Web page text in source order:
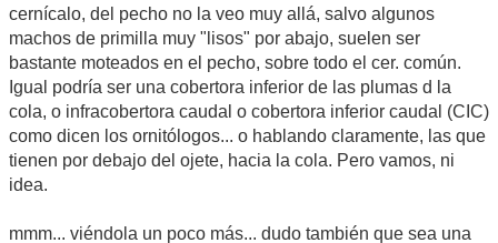
cernícalo, del pecho no la veo muy allá, salvo algunos
machos de primilla muy "lisos" por abajo, suelen ser
bastante moteados en el pecho, sobre todo el cer. común.
Igual podría ser una cobertora inferior de las plumas d la
cola, o infracobertora caudal o cobertora inferior caudal (CIC)
como dicen los ornitólogos... o hablando claramente, las que
tienen por debajo del ojete, hacia la cola. Pero vamos, ni
idea.
mmm... viéndola un poco más... dudo también que sea una